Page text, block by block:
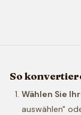
So
Wählen Sie
auswählen"